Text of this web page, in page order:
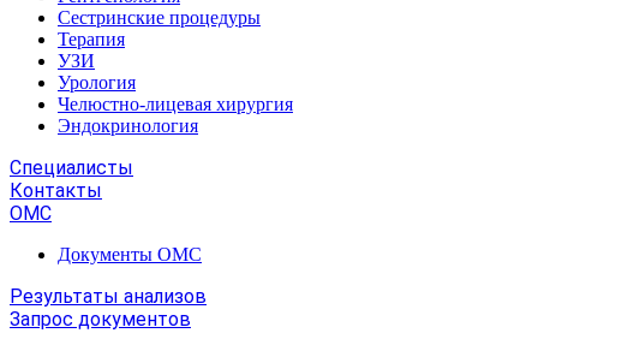
Сестринские процедуры
Терапия
УЗИ
Урология
Челюстно-лицевая хирургия
Эндокринология
Специалисты
Контакты
ОМС
Документы ОМС
Результаты анализов
Запрос документов